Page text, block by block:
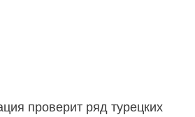
проверит ряд турецких